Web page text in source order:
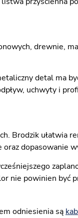
drewnie,
detal ma
uchwyty i
Brodzik ułatwia
dopasowanie
nie powinien być
odniesienia są